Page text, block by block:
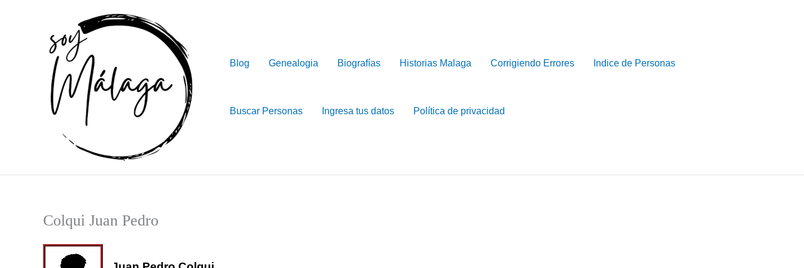
Blog Genealogia Biografías Historias Malaga Corrigiendo Errores Indice de Personas
Buscar Personas Ingresa tus datos Política de privacidad
Colqui Juan Pedro